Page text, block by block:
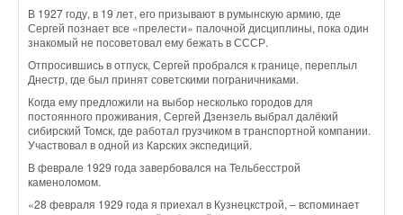
В 1927 году, в 19 лет, его призывают в румынскую армию, где
Сергей познает все «прелести» палочной дисциплины, пока один
знакомый не посоветовал ему бежать в СССР.
Отпросившись в отпуск, Сергей пробрался к границе, переплыл
Днестр, где был принят советскими пограничниками.
Когда ему предложили на выбор несколько городов для
постоянного проживания, Сергей Дзензель выбрал далёкий
сибирский Томск, где работал грузчиком в транспортной компании.
Участвовал в одной из Карских экспедиций.
В феврале 1929 года завербовался на Тельбесстрой
каменоломом.
«28 февраля 1929 года я приехал в Кузнецкстрой, – вспоминает